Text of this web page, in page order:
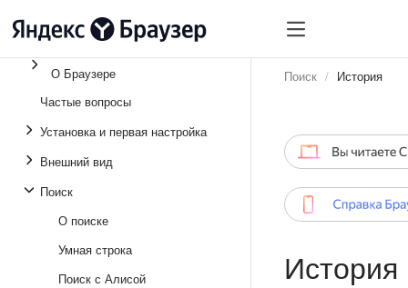
О Браузере
Частые вопросы
Установка и первая настройка
Внешний вид
Поиск
О поиске
Умная строка
Поиск с Алисой
Поиск История
История